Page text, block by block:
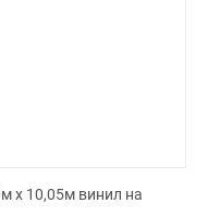
x 10,05м винил на